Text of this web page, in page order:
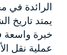
الرائدة في
يمتد تاريخ
خبرة واسعة
عملية نقل